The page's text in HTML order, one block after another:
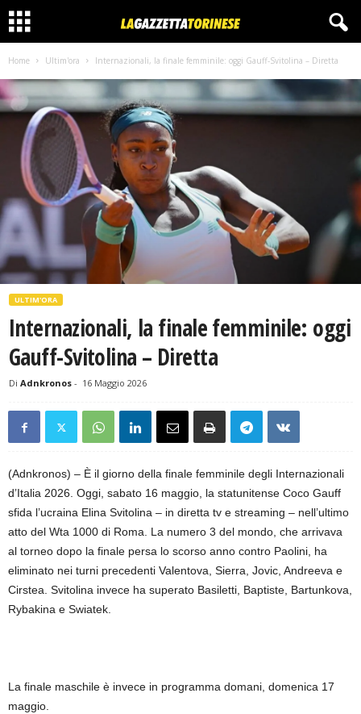
Home Ultim'ora Internazionali, la finale femminile: oggi Gauff-Svitolina – Diretta
ULTIM'ORA
Internazionali, la finale femminile: oggi
Gauff-Svitolina – Diretta
Di Adnkronos - 16 Maggio 2026
(Adnkronos) – È il giorno della finale femminile degli Internazionali
d’Italia 2026. Oggi, sabato 16 maggio, la statunitense Coco Gauff
sfida l’ucraina Elina Svitolina – in diretta tv e streaming – nell’ultimo
atto del Wta 1000 di Roma. La numero 3 del mondo, che arrivava
al torneo dopo la finale persa lo scorso anno contro Paolini, ha
eliminato nei turni precedenti Valentova, Sierra, Jovic, Andreeva e
Cirstea. Svitolina invece ha superato Basiletti, Baptiste, Bartunkova,
Rybakina e Swiatek.
La finale maschile è invece in programma domani, domenica 17
maggio.